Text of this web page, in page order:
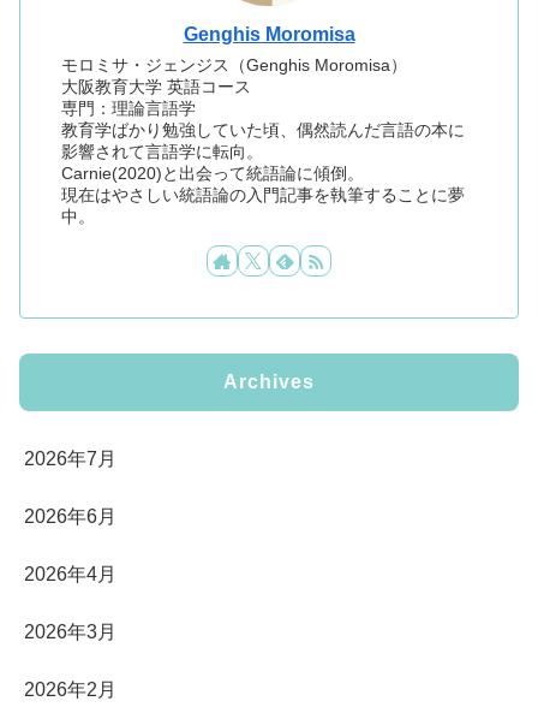
Genghis Moromisa
モロミサ・ジェンジス（Genghis Moromisa）
大阪教育大学 英語コース
専門：理論言語学
教育学ばかり勉強していた頃、偶然読んだ言語の本に
影響されて言語学に転向。
Carnie(2020)と出会って統語論に傾倒。
現在はやさしい統語論の入門記事を執筆することに夢
中。
Archives
2026年7月
2026年6月
2026年4月
2026年3月
2026年2月